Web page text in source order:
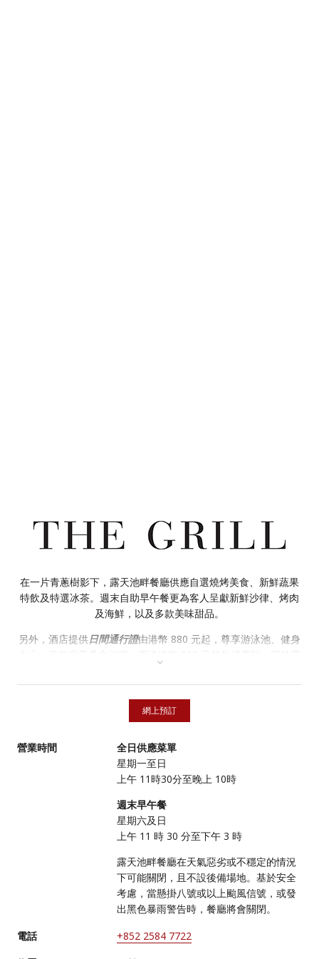
在一片青蔥樹影下，露天池畔餐廳供應自選燒烤美食、新鮮蔬果
特飲及特選冰茶。週末自助早午餐更為客人呈獻新鮮沙律、烤肉
及海鮮，以及多款美味甜品。
另外，酒店提供日間通行證由港幣 880 元起，尊享游泳池、健身
網上預訂
營業時間
全日供應菜單
星期一至日
上午 11時30分至晚上 10時
週末早午餐
星期六及日
上午 11 時 30 分至下午 3 時
露天池畔餐廳在天氣惡劣或不穩定的情況
下可能關閉，且不設後備場地。基於安全
考慮，當懸掛八號或以上颱風信號，或發
出黑色暴雨警告時，餐廳將會關閉。
電話
+852 2584 7722